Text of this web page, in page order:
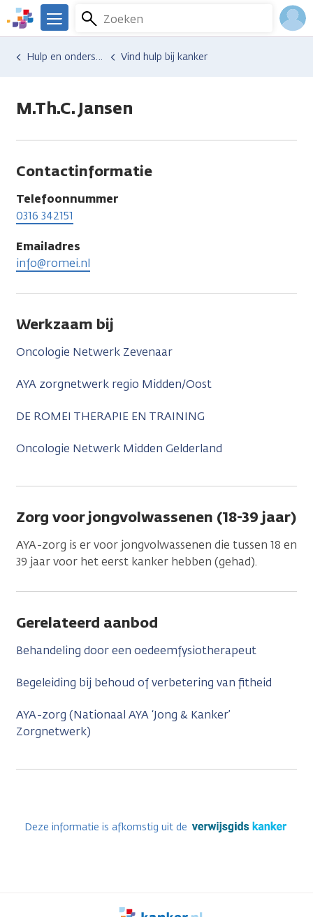
Overslaan
en
naar
We
er
Kanker.nl
Zoeken
Menu
Hulp en ondersteuning Vind hulp bij kanker
M.Th.C. Jansen
Contactinformatie
Telefoonnummer
0316 342151
Emailadres
info@romei.nl
Werkzaam bij
Oncologie Netwerk Zevenaar
AYA zorgnetwerk regio Midden/Oost
DE ROMEI THERAPIE EN TRAINING
Oncologie Netwerk Midden Gelderland
Zorg voor jongvolwassenen (18-39 jaar)
AYA-zorg is er voor jongvolwassenen die tussen 18 en
39 jaar voor het eerst kanker hebben (gehad).
Gerelateerd aanbod
Behandeling door een oedeemfysiotherapeut
Begeleiding bij behoud of verbetering van fitheid
AYA-zorg (Nationaal AYA ‘Jong & Kanker’
Zorgnetwerk)
Deze informatie is afkomstig uit de